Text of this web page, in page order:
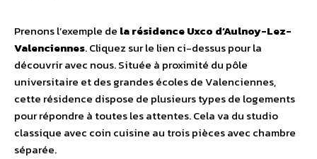
Prenons l’exemple de la résidence Uxco d’Aulnoy-Lez-
Valenciennes. Cliquez sur le lien ci-dessus pour la
découvrir avec nous. Située à proximité du pôle
universitaire et des grandes écoles de Valenciennes,
cette résidence dispose de plusieurs types de logements
pour répondre à toutes les attentes. Cela va du studio
classique avec coin cuisine au trois pièces avec chambre
séparée.